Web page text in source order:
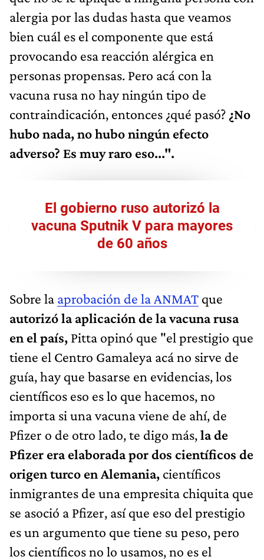
alergia por las dudas hasta que veamos
bien cuál es el componente que está
provocando esa reacción alérgica en
personas propensas. Pero acá con la
vacuna rusa no hay ningún tipo de
contraindicación, entonces ¿qué pasó? ¿No
hubo nada, no hubo ningún efecto
adverso? Es muy raro eso...".
El gobierno ruso autorizó la
vacuna Sputnik V para mayores
de 60 años
Sobre la aprobación de la ANMAT que
autorizó la aplicación de la vacuna rusa
en el país, Pitta opinó que "el prestigio que
tiene el Centro Gamaleya acá no sirve de
guía, hay que basarse en evidencias, los
científicos eso es lo que hacemos, no
importa si una vacuna viene de ahí, de
Pfizer o de otro lado, te digo más,la de
Pfizer era elaborada por dos científicos de
origen turco en Alemania, científicos
inmigrantes de una empresita chiquita que
se asoció a Pfizer, así que eso del prestigio
es un argumento que tiene su peso, pero
los científicos no lo usamos, no es el